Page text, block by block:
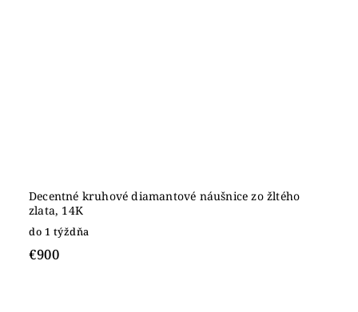
Decentné kruhové diamantové náušnice zo žltého
zlata, 14K
do 1 týždňa
€900